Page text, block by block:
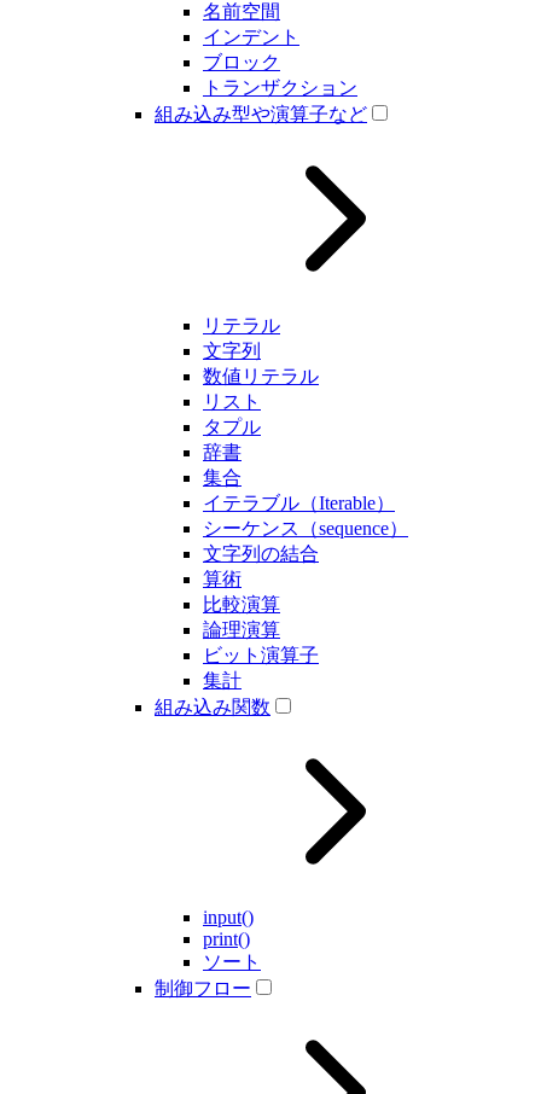
名前空間
インデント
ブロック
トランザクション
組み込み型や演算子など
リテラル
文字列
数値リテラル
リスト
タプル
辞書
集合
イテラブル（Iterable）
シーケンス（sequence）
文字列の結合
算術
比較演算
論理演算
ビット演算子
集計
組み込み関数
input()
print()
ソート
制御フロー